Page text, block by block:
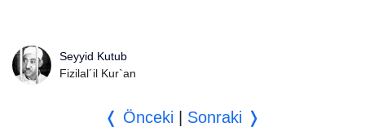
Seyyid Kutub
Fizilal´il Kur`an
❬ Önceki Sonraki ❭